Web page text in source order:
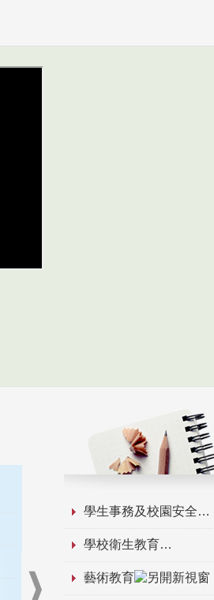
學生事務及校園安全
學校衛生教育
藝術教育